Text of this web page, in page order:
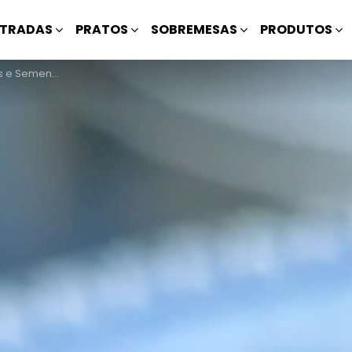
PRATOS SOBREMESAS PRODUTOS
de Sésamo